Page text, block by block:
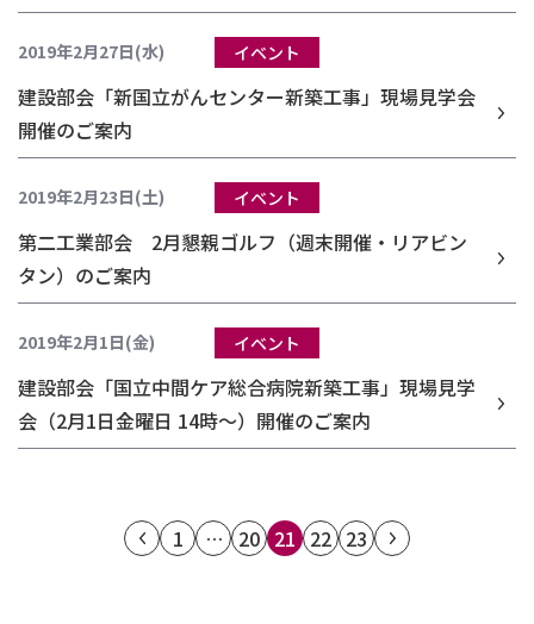
2019年2月27日(水) イベント
建設部会「新国立がんセンター新築工事」現場見学会
開催のご案内
2019年2月23日(土) イベント
第二工業部会 2月懇親ゴルフ（週末開催・リアビン
タン）のご案内
2019年2月1日(金) イベント
建設部会「国立中間ケア総合病院新築工事」現場見学
会（2月1日金曜日 14時～）開催のご案内
1 … 20 21 22 23